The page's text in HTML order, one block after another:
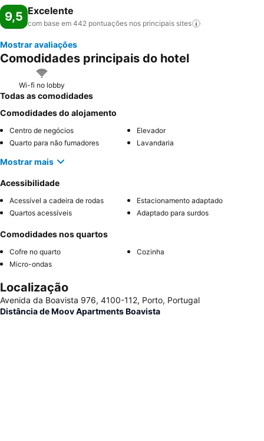
9,5 Excelente
com base em 442 pontuações nos principais sites
Mostrar avaliações
Comodidades principais do hotel
Wi-fi no lobby
Todas as comodidades
Comodidades do alojamento
Centro de negócios
Elevador
Quarto para não fumadores
Lavandaria
Mostrar mais
Acessibilidade
Acessível a cadeira de rodas
Estacionamento adaptado
Quartos acessíveis
Adaptado para surdos
Comodidades nos quartos
Cofre no quarto
Cozinha
Micro-ondas
Localização
Avenida da Boavista 976, 4100-112, Porto, Portugal
Distância de Moov Apartments Boavista